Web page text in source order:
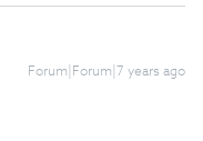
Forum|Forum|7 years ago